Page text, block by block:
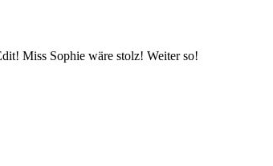
Miss Sophie wäre stolz! Weiter so!